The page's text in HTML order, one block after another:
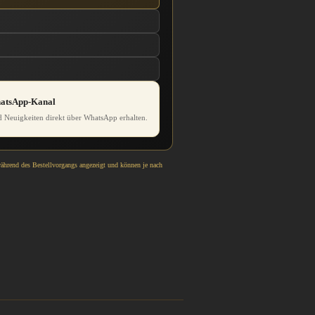
Kanal
Neuigkeiten direkt über WhatsApp erhalten.
des Bestellvorgangs angezeigt und können je nach